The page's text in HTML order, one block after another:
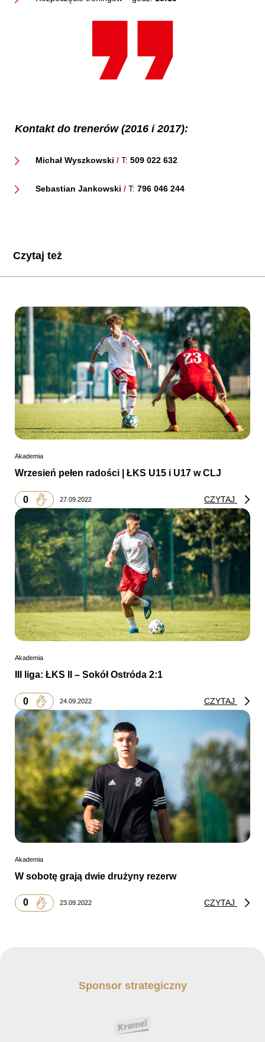
Kontakt do trenerów (2016 i 2017):
Michał Wyszkowski / T: 509 022 632
Sebastian Jankowski / T: 796 046 244
Czytaj też
Akademia
Wrzesień pełen radości | ŁKS U15 i U17 w CLJ
0 27.09.2022 CZYTAJ
Akademia
III liga: ŁKS II – Sokół Ostróda 2:1
0 24.09.2022 CZYTAJ
Akademia
W sobotę grają dwie drużyny rezerw
0 23.09.2022 CZYTAJ
Sponsor strategiczny